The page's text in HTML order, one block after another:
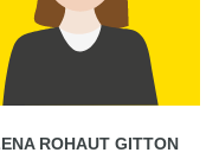
ROHAUT GITTON